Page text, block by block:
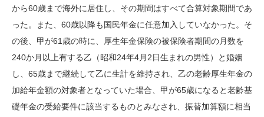
から60歳まで海外に居住し、その期間はすべて合算対象期間であ
った。また、60歳以降も国民年金に任意加入していなかった。そ
の後、甲が61歳の時に、厚生年金保険の被保険者期間の月数を
240か月以上有する乙（昭和24年4月2日生まれの男性）と婚姻
し、65歳まで継続して乙に生計を維持され、乙の老齢厚生年金の
加給年金額の対象者となっていた場合、甲が65歳になると老齢基
礎年金の受給要件に該当するものとみなされ、振替加算額に相当